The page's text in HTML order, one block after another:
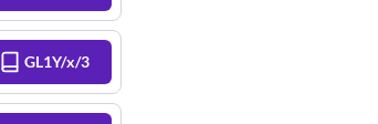
GL1Y/x/3